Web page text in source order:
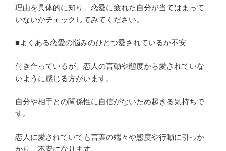
理由を具体的に知り、恋愛に疲れた自分が当てはまって
いないかチェックしてみてください。
■よくある恋愛の悩みのひとつ愛されているか不安
付き合っているが、恋人の言動や態度から愛されていな
いように感じる方がいます。
自分や相手との関係性に自信がないため起きる気持ちで
す。
恋人に愛されていても言葉の端々や態度や行動に引っか
かり、不安になります。